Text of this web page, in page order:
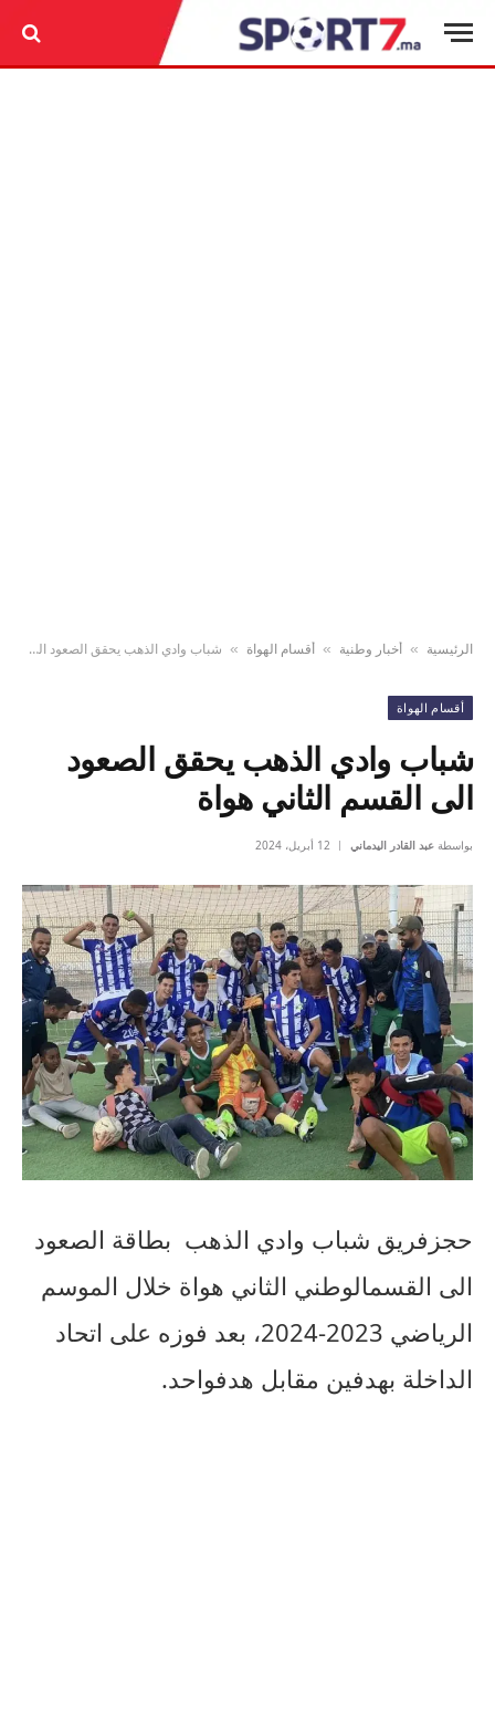
الرئيسية » أخبار وطنية » أقسام الهواة » شباب وادي الذهب يحقق الصعود الى القسم الثاني هواة
أقسام الهواة
شباب وادي الذهب يحقق الصعود
الى القسم الثاني هواة
بواسطة عبد القادر اليدماني 12 أبريل، 2024
حجزفريق شباب وادي الذهب بطاقة الصعود
الى القسمالوطني الثاني هواة خلال الموسم
الرياضي
، بعد فوزه على اتحاد
الداخلة بهدفين مقابل هدفواحد.